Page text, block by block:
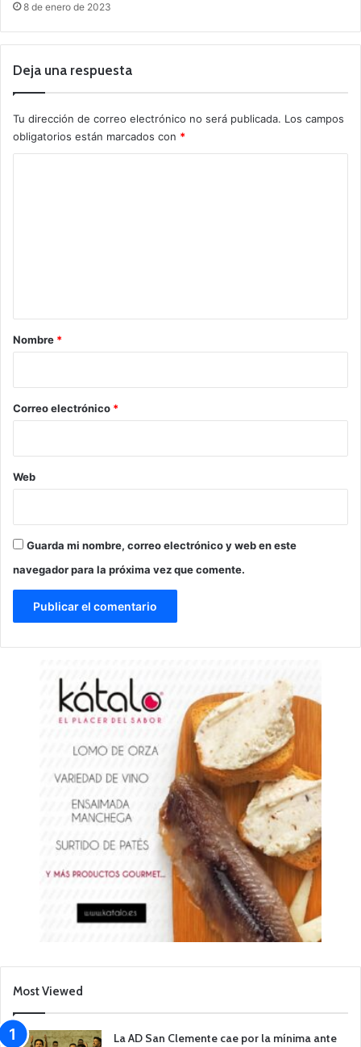
8 de enero de 2023
Deja una respuesta
Tu dirección de correo electrónico no será publicada. Los campos
obligatorios están marcados con *
r
*
Nombre *
Correo electrónico *
Web
Guarda mi nombre, correo electrónico y web en este
navegador para la próxima vez que comente.
Most Viewed
La AD San Clemente cae por la mínima ante